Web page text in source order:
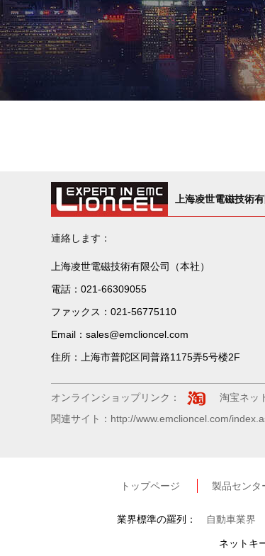
上海凌世電磁技術
連絡します：
上海凌世電磁技術有限公司（本社）
電話：021-66309055
ファックス：021-56775110
Email：sales@emclioncel.com
住所：上海市普陀区同普路1175弄5号楼2F
オンラインショップリンク： 淘宝ネッ
関連サイト：http://www.emclioncel.com/
トップページ 製品センタ
業界標準の羅列： 自動車業界
ネットキ